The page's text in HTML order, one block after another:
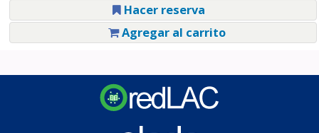
Hacer reserva
Agregar al carrito